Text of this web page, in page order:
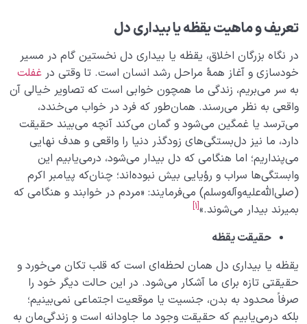
تعریف و ماهیت یقظه یا بیداری دل
در نگاه بزرگان اخلاق، یقظه یا بیداری دل نخستین گام در مسیر
خودسازی و آغاز همۀ مراحل رشد انسان است. تا وقتی در غفلت
به سر می‌بریم، زندگی ما همچون خوابی است که تصاویر خیالی آن
واقعی به نظر می‌رسند. همان‌طور که فرد در خواب می‌خندد،
می‌ترسد یا غمگین می‌شود و گمان می‌کند آنچه می‌بیند حقیقت
دارد، ما نیز دل‌بستگی‌های زودگذر دنیا را واقعی و هدف نهایی
می‌پنداریم؛ اما هنگامی که دل بیدار می‌شود، در‌می‌یابیم این
وابستگی‌ها سراب و رؤیایی بیش نبوده‌اند؛ چنان‌که پیامبر اکرم
(صلی‌الله‌علیه‌و‌آله‌و‌سلم) می‌فرمایند: «مردم در خوابند و هنگامی که
بمیرند بیدار می‌شوند.»[1]
حقیقت یقظه
یقظه یا بیداری دل همان لحظه‌ای است که قلب تکان می‌خورد و
حقیقتی تازه برای ما آشکار می‌شود. در این حالت دیگر خود را
صرفاً محدود به بدن، جنسیت یا موقعیت اجتماعی نمی‌بینیم؛
بلکه درمی‌یابیم که حقیقت وجود ما جاودانه است و زندگی‌مان به